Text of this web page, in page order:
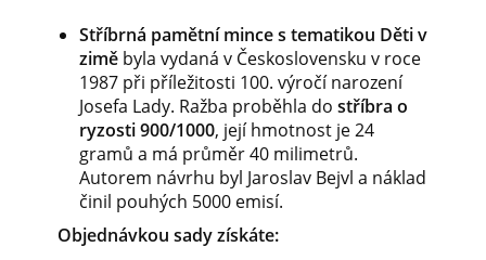
Stříbrná pamětní mince s tematikou Děti v
zimě byla vydaná v Československu v roce
1987 při příležitosti 100. výročí narození
Josefa Lady. Ražba proběhla do stříbra o
ryzosti 900/1000, její hmotnost je 24
gramů a má průměr 40 milimetrů.
Autorem návrhu byl Jaroslav Bejvl a náklad
činil pouhých 5000 emisí.
Objednávkou sady získáte: